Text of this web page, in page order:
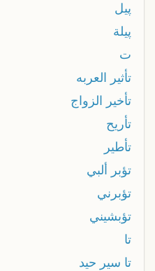
پيل
پيلة
ت
تأثير العربه
تأخير الزواج
تأريح
تأطير
تؤبر ألبي
تؤبرني
تؤبشيني
تا
تا سير حيد